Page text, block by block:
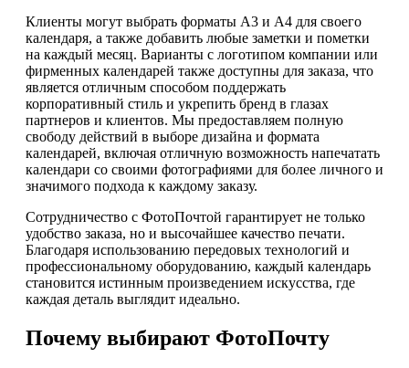
Клиенты могут выбрать форматы А3 и А4 для своего
календаря, а также добавить любые заметки и пометки
на каждый месяц. Варианты с логотипом компании или
фирменных календарей также доступны для заказа, что
является отличным способом поддержать
корпоративный стиль и укрепить бренд в глазах
партнеров и клиентов. Мы предоставляем полную
свободу действий в выборе дизайна и формата
календарей, включая отличную возможность напечатать
календари со своими фотографиями для более личного и
значимого подхода к каждому заказу.
Сотрудничество с ФотоПочтой гарантирует не только
удобство заказа, но и высочайшее качество печати.
Благодаря использованию передовых технологий и
профессиональному оборудованию, каждый календарь
становится истинным произведением искусства, где
каждая деталь выглядит идеально.
Почему выбирают ФотоПочту